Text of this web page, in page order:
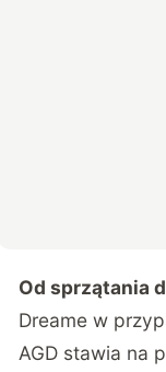
Od sprzątania
Dreame w
AGD stawia na